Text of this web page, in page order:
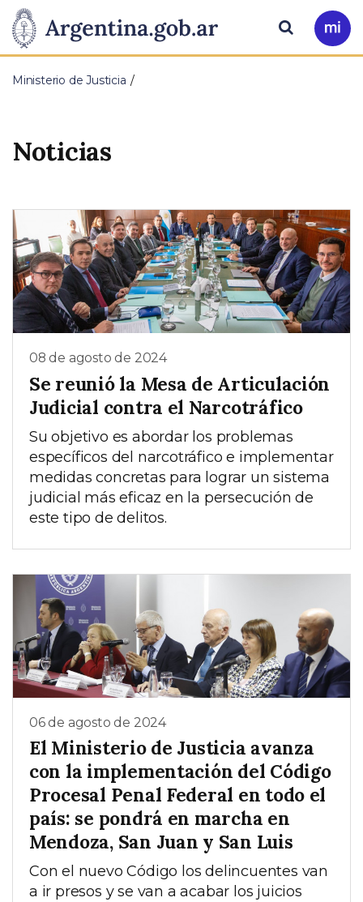
Presidencia
de
Nación
Pasar al contenido principal
Ir
a
Buscar
Ministerio de Justicia
Noticias
08 de agosto de 2024
Se reunió la Mesa de Articulación
Judicial contra el Narcotráfico
Su objetivo es abordar los problemas
específicos del narcotráfico e implementar
medidas concretas para lograr un sistema
judicial más eficaz en la persecución de
este tipo de delitos.
06 de agosto de 2024
El Ministerio de Justicia avanza
con la implementación del Código
Procesal Penal Federal en todo el
país: se pondrá en marcha en
Mendoza, San Juan y San Luis
Con el nuevo Código los delincuentes van
a ir presos y se van a acabar los juicios